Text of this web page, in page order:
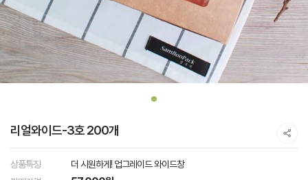
리얼와이드-3호 200개
상품특징
더 시원하게! 업그레이드 와이드창